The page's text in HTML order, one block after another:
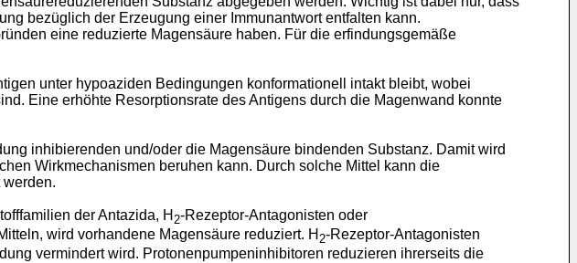
bezüglich der Erzeugung einer Immunantwort entfalten kann.
eine reduzierte Magensäure haben. Für die erfindungsgemäße
unter hypoaziden Bedingungen konformationell intakt bleibt, wobei
Eine erhöhte Resorptionsrate des Antigens durch die Magenwand konnte
inhibierenden und/oder die Magensäure bindenden Substanz. Damit wird
Wirkmechanismen beruhen kann. Durch solche Mittel kann die
der Antazida, H2-Rezeptor-Antagonisten oder
wird vorhandene Magensäure reduziert. H 2-Rezeptor-Antagonisten
vermindert wird. Protonenpumpeninhibitoren reduzieren ihrerseits die